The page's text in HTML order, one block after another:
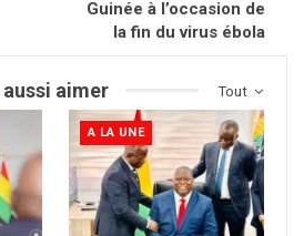
Guinée à l’occasion de
la fin du virus ébola
Tout
aimer
A LA UNE